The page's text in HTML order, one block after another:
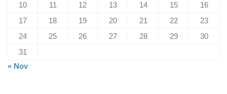
10
11 12 13 14 15
16
17
18 19 20 21 22
23
24
25 26 27 28 29
30
31
« Nov